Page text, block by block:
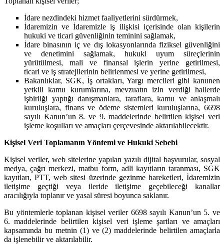
İdare nezdindeki hizmet faaliyetlerini sürdürmek,
İdaremizin ve İdaremizle iş ilişkisi içerisinde olan kişilerin
hukuki ve ticari güvenliğinin teminini sağlamak,
İdare binasının iç ve dış lokasyonlarında fiziksel güvenliğini
ve denetimini sağlamak, hukuki uyum süreçlerinin
yürütülmesi, mali ve finansal işlerin yerine getirilmesi,
ticari ve iş stratejilerinin belirlenmesi ve yerine getirilmesi,
Bakanlıklar, SGK, İş ortakları, Yargı mercileri gibi kanunen
yetkili kamu kurumlarına, mevzuatın izin verdiği hallerde
işbirliği yaptığı danışmanlara, taraflara, kamu ve anlaşmalı
kuruluşlara, finans ve ödeme sistemleri kuruluşlarına, 6698
sayılı Kanun’un 8. ve 9. maddelerinde belirtilen kişisel veri
işleme koşulları ve amaçları çerçevesinde aktarılabilecektir.
Kişisel Veri Toplamanın Yöntemi ve Hukuki Sebebi
Kişisel veriler, web sitelerine yapılan yazılı dijital başvurular, sosyal
medya, çağrı merkezi, matbu form, adli kayıtların taranması, SGK
kayıtları, PTT, web sitesi üzerinde gezinme hareketleri, İdaremizin
iletişime geçtiği veya ileride iletişime geçebileceği kanallar
aracılığıyla toplanır ve yasal süresi boyunca saklanır.
Bu yöntemlerle toplanan kişisel veriler 6698 sayılı Kanun’un 5. ve
6. maddelerinde belirtilen kişisel veri işleme şartları ve amaçları
kapsamında bu metnin (1) ve (2) maddelerinde belirtilen amaçlarla
da işlenebilir ve aktarılabilir.